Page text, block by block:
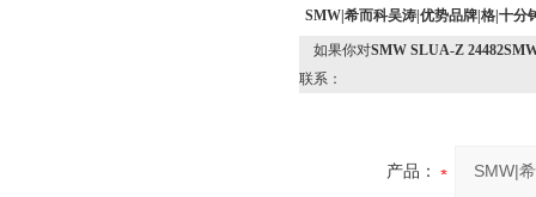
SMW|希而科吴涛|优势品牌|格|十分
如果你对SMW SLUA-Z
联系：
产品：